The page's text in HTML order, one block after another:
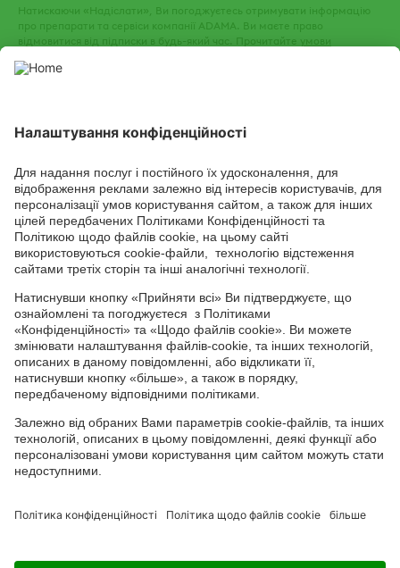
Натискаючи «Надіслати», Ви погоджуєтесь отримувати інформацію
про препарати та сервіси компанії ADAMA. Ви маєте право
відмовитися від підписки в будь-який час. Прочитайте умови
СОЦІАЛЬНІ СЕРВІСИ
Youtube
Channel
FacebookTikTok
Головний офіс: 04050, м. Київ, вул. М. Пимоненка, 13, БЦ "Форум
Ділове Містечко", офіс 4А/41; тел.: +38 044 232 44 14; e-mail:
ukraine@adama.com
Використовуйте пестициди з обережністю. Завжди читайте
етикетку та інформацію про препарат перед використанням,
звертаючи особливу увагу на додаткові інструкції, піктограми
препарату. Інформація та рекомендації, які містяться у тарній
етикетці, ґрунтуються на наявному досвіді, а також на
результатах Державних реєстраційних випробувань. У випадку
будь-яких відхилень від оптимальних параметрів не можна
препарату не можуть нести відповідальність